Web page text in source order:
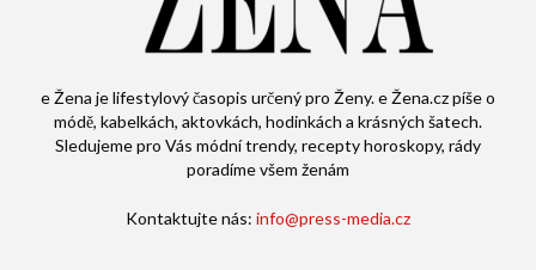
e Žena je lifestylový časopis určený pro Ženy. e Žena.cz píše o
módě, kabelkách, aktovkách, hodinkách a krásných šatech.
Sledujeme pro Vás módní trendy, recepty horoskopy, rády
poradíme všem ženám
Kontaktujte nás: info@press-media.cz